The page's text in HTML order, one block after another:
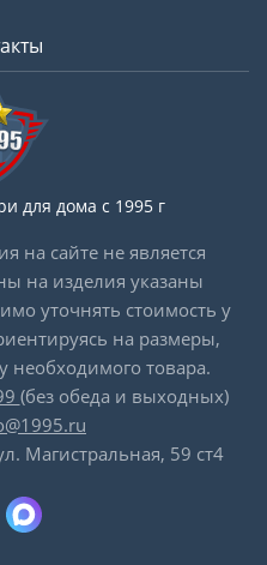
для дома с 1995 г
сайте не является
на изделия указаны
уточнять стоимость у
на размеры,
необходимого товара.
(без обеда и выходных)
Магистральная, 59 ст4